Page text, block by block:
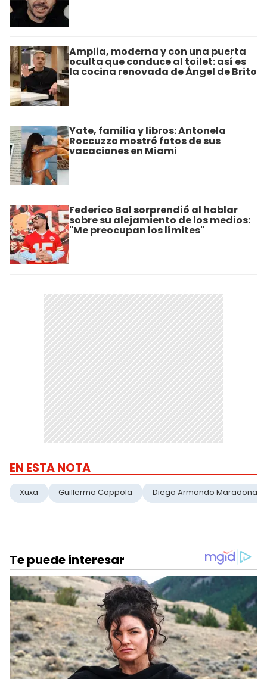
Amplia, moderna y con una puerta
oculta que conduce al toilet: así es
la cocina renovada de Ángel de Brito
Yate, familia y libros: Antonela
Roccuzzo mostró fotos de sus
vacaciones en Miami
Federico Bal sorprendió al hablar
sobre su alejamiento de los medios:
"Me preocupan los límites"
EN ESTA NOTA
Xuxa Guillermo Coppola Diego Armando Maradona